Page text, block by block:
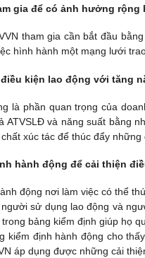
gia để có ảnh hưởng rộng
tham gia cần bắt đầu
hình hành một mạng lưới
kiện lao động với tăng
là phần quan trọng của
ATVSLĐ và năng suất bằng
xúc tác để thúc đẩy những
hành động để cải thiện
động nơi làm việc có thể
sử dụng lao động và
bảng kiểm định giúp họ
kiểm định hành động cho
áp dụng được những cải